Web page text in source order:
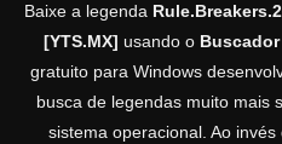
Baixe a legenda
[YTS.MX] usando o
gratuito para Windows
busca de legendas muito mais
sistema operacional. Ao